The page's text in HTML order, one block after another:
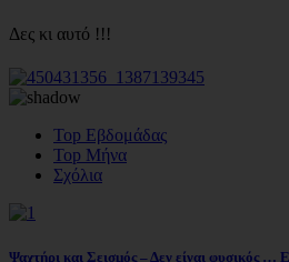
Δες κι αυτό !!!
Top Εβδομάδας
Top Μήνα
Σχόλια
Ψαχτήρι και Σεισμός – Δεν είναι φυσικός …